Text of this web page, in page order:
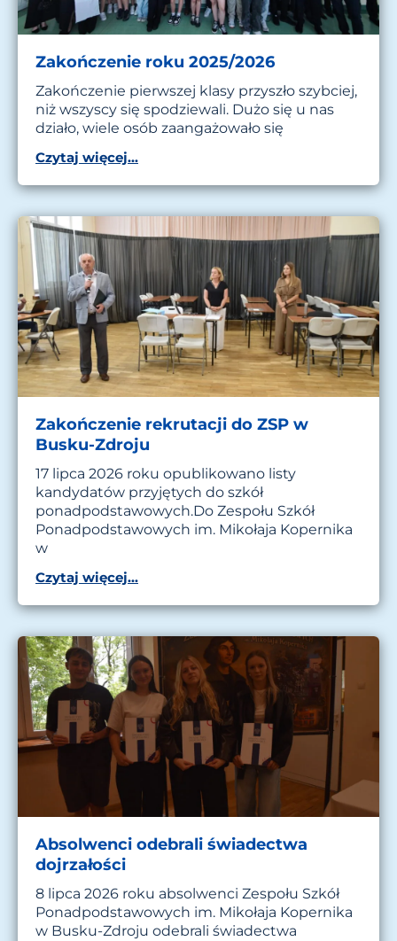
Zakończenie roku 2025/2026
Zakończenie pierwszej klasy przyszło szybciej,
niż wszyscy się spodziewali. Dużo się u nas
działo, wiele osób zaangażowało się
Czytaj więcej...
Zakończenie rekrutacji do ZSP w
Busku-Zdroju
17 lipca 2026 roku opublikowano listy
kandydatów przyjętych do szkół
ponadpodstawowych.Do Zespołu Szkół
Ponadpodstawowych im. Mikołaja Kopernika
w
Czytaj więcej...
Absolwenci odebrali świadectwa
dojrzałości
8 lipca 2026 roku absolwenci Zespołu Szkół
Ponadpodstawowych im. Mikołaja Kopernika
w Busku-Zdroju odebrali świadectwa